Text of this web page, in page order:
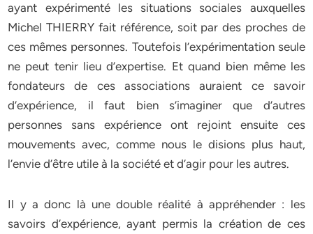
ayant expérimenté les situations sociales auxquelles
Michel THIERRY fait référence, soit par des proches de
ces mêmes personnes. Toutefois l’expérimentation seule
ne peut tenir lieu d’expertise. Et quand bien même les
fondateurs de ces associations auraient ce savoir
d’expérience, il faut bien s’imaginer que d’autres
personnes sans expérience ont rejoint ensuite ces
mouvements avec, comme nous le disions plus haut,
l’envie d’être utile à la société et d’agir pour les autres.
Il y a donc là une double réalité à appréhender : les
savoirs d’expérience, ayant permis la création de ces